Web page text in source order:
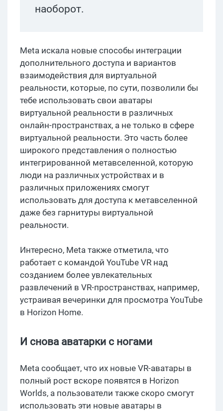
наоборот.
Meta искала новые способы интеграции
дополнительного доступа и вариантов
взаимодействия для виртуальной
реальности, которые, по сути, позволили бы
тебе использовать свои аватары
виртуальной реальности в различных
онлайн-пространствах, а не только в сфере
виртуальной реальности. Это часть более
широкого представления о полностью
интегрированной метавселенной, которую
люди на различных устройствах и в
различных приложениях смогут
использовать для доступа к метавселенной
даже без гарнитуры виртуальной
реальности.
Интересно, Meta также отметила, что
работает с командой YouTube VR над
созданием более увлекательных
развлечений в VR-пространствах, например,
устраивая вечеринки для просмотра YouTube
в Horizon Home.
И снова аватарки с ногами
Meta сообщает, что их новые VR-аватары в
полный рост вскоре появятся в Horizon
Worlds, а пользователи также скоро смогут
использовать эти новые аватары в